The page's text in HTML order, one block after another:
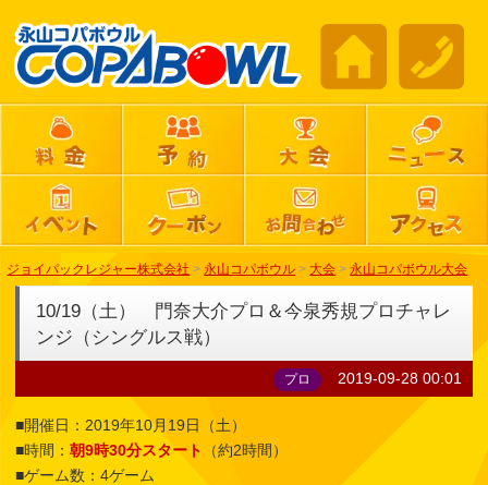
ジョイパックレジャー株式会社 > 永山コパボウル > 大会 > 永山コパボウル大会
10/19（土） 門奈大介プロ＆今泉秀規プロチャレ
ンジ（シングルス戦）
プロ 2019-09-28 00:01
■開催日：2019年10月19日（土）
■時間： 朝9時30分スタート
（約2時間）
■ゲーム数：4ゲーム